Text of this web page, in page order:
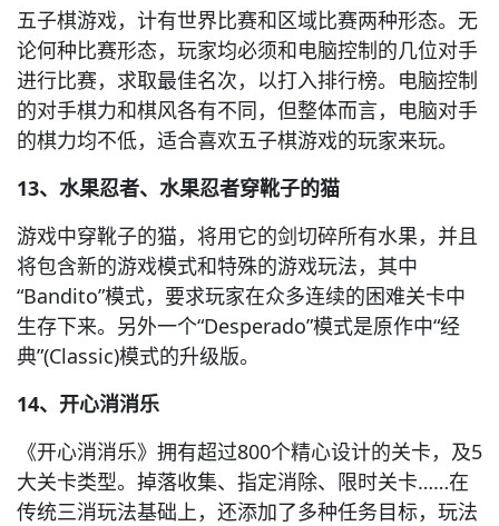
五子棋游戏，计有世界比赛和区域比赛两种形态。无
论何种比赛形态，玩家均必须和电脑控制的几位对手
进行比赛，求取最佳名次，以打入排行榜。电脑控制
的对手棋力和棋风各有不同，但整体而言，电脑对手
的棋力均不低，适合喜欢五子棋游戏的玩家来玩。
13、水果忍者、水果忍者穿靴子的猫
游戏中穿靴子的猫，将用它的剑切碎所有水果，并且
将包含新的游戏模式和特殊的游戏玩法，其中
“Bandito”模式，要求玩家在众多连续的困难关卡中
生存下来。另外一个“Desperado”模式是原作中“经
典”(Classic)模式的升级版。
14、开心消消乐
《开心消消乐》拥有超过800个精心设计的关卡，及5
大关卡类型。掉落收集、指定消除、限时关卡……在
传统三消玩法基础上，还添加了多种任务目标，玩法